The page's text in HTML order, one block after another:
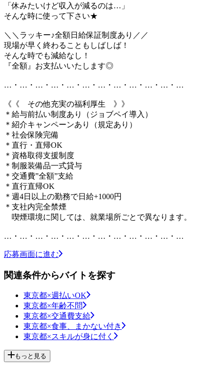
「休みたいけど収入が減るのは…」
そんな時に使って下さい★
＼＼ラッキー♪全額日給保証制度あり／／
現場が早く終わることもしばしば！
そんな時でも減給なし！
『全額』お支払いいたします◎
…・…・…・…・…・…・…・…・…・…・…・…
《《 その他充実の福利厚生 》》
＊給与前払い制度あり（ジョブペイ導入）
＊紹介キャンペーンあり（規定あり）
＊社会保険完備
＊直行・直帰OK
＊資格取得支援制度
＊制服装備品一式貸与
＊交通費”全額”支給
＊直行直帰OK
＊週4日以上の勤務で日給+1000円
＊支社内完全禁煙
喫煙環境に関しては、就業場所ごとで異なります。
…・…・…・…・…・…・…・…・…・…・…・…
応募画面に進む
関連条件からバイトを探す
東京都×週払いOK
東京都×年齢不問
東京都×交通費支給
東京都×食事、まかない付き
東京都×スキルが身に付く
もっと見る